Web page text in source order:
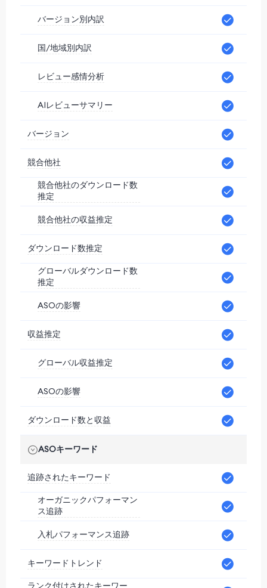
バージョン別内訳
国/地域別内訳
レビュー感情分析
AIレビューサマリー
バージョン
競合他社
競合他社のダウンロード数
推定
競合他社の収益推定
ダウンロード数推定
グローバルダウンロード数
推定
ASOの影響
収益推定
グローバル収益推定
ASOの影響
ダウンロード数と収益
ASOキーワード
追跡されたキーワード
オーガニックパフォーマン
ス追跡
入札パフォーマンス追跡
キーワードトレンド
ランク付けされたキーワー